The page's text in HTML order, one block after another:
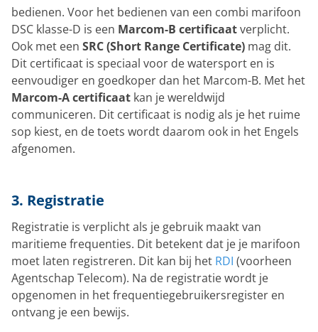
bedienen. Voor het bedienen van een combi marifoon
DSC klasse-D is een Marcom-B certificaatverplicht.
Ook met een SRC (Short Range Certificate) mag dit.
Dit certificaat is speciaal voor de watersport en is
eenvoudiger en goedkoper dan het Marcom-B. Met het
Marcom-A certificaat kan je wereldwijd
communiceren. Dit certificaat is nodig als je het ruime
sop kiest, en de toets wordt daarom ook in het Engels
afgenomen.
3. Registratie
Registratie is verplicht als je gebruik maakt van
maritieme frequenties. Dit betekent dat je je marifoon
moet laten registreren. Dit kan bij het RDI (voorheen
Agentschap Telecom). Na de registratie wordt je
opgenomen in het frequentiegebruikersregister en
ontvang je een bewijs.